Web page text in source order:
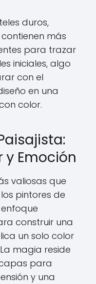
duros,
más
para trazar
iniciales, algo
con el
en una
color.
y Emoción
valiosas que
pintores de
construir una
un solo color
magia reside
para
y una